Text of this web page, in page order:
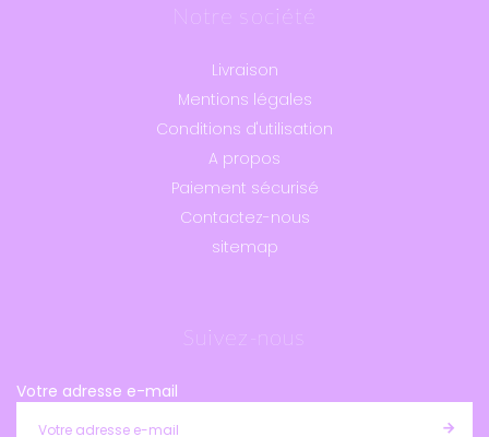
Notre société
Livraison
Mentions légales
Conditions d'utilisation
A propos
Paiement sécurisé
Contactez-nous
sitemap
Suivez-nous
Votre adresse e-mail